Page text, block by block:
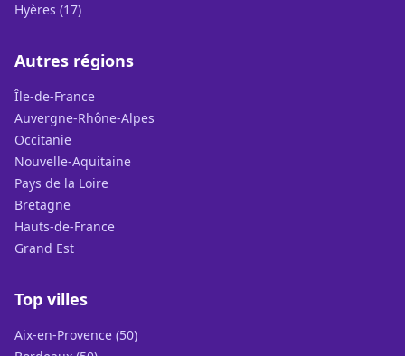
Hyères (17)
Autres régions
Île-de-France
Auvergne-Rhône-Alpes
Occitanie
Nouvelle-Aquitaine
Pays de la Loire
Bretagne
Hauts-de-France
Grand Est
Top villes
Aix-en-Provence (50)